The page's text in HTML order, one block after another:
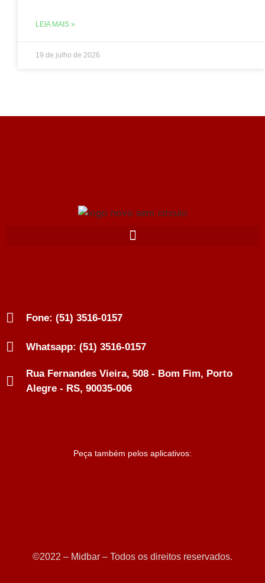
LEIA MAIS »
19 de julho de 2026
Fone: (51) 3516-0157
Whatsapp: (51) 3516-0157
Rua Fernandes Vieira, 508 - Bom Fim, Porto
Alegre - RS, 90035-006
Peça também pelos aplicativos:
©2022 – Midbar – Todos os direitos reservados.